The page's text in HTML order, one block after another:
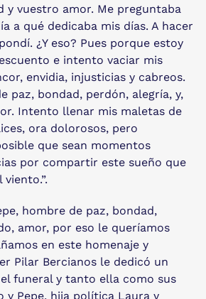
y vuestro amor. Me preguntaba
a qué dedicaba mis días. A hacer
¿Y eso? Pues porque estoy
e intento vaciar mis
envidia, injusticias y cabreos.
paz, bondad, perdón, alegría, y,
Intento llenar mis maletas de
ora dolorosos, pero
que sean momentos
por compartir este sueño que
hombre de paz, bondad,
amor, por eso le queríamos
en este homenaje y
Pilar Bercianos le dedicó un
funeral y tanto ella como sus
y Pepe, hija política Laura y